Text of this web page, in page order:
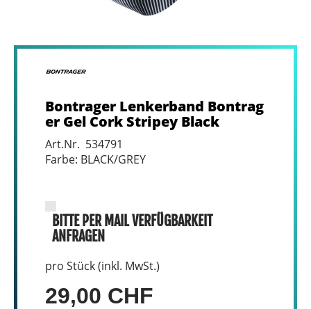
Bontrager Lenkerband Bontrag
er Gel Cork Stripey Black
Art.Nr. 534791
Farbe: BLACK/GREY
BITTE PER MAIL VERFÜGBARKEIT
ANFRAGEN
pro Stück (inkl. MwSt.)
29,00 CHF